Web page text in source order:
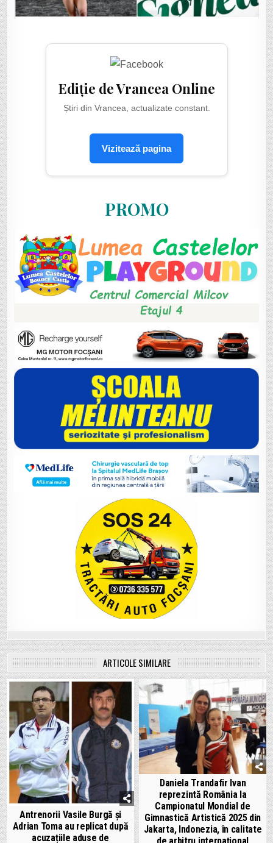
Ediție de Vrancea Online
Știri din Vrancea, actualizate constant.
Vizitează pagina
PROMO
ARTICOLE SIMILARE
Antrenorii Vasile Burgă și
Adrian Toma au replicat după
acuzațiile aduse de
Daniela Trandafir Ivan
reprezintă România la
Campionatul Mondial de
Gimnastică Artistică 2025 din
Jakarta, Indonezia, în calitate